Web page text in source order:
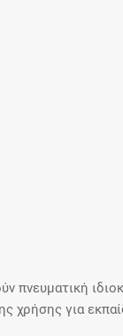
πνευματική
για